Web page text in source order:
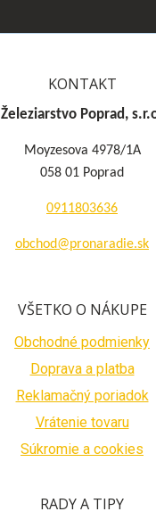
KONTAKT
Železiarstvo Poprad,
Moyzesova 4978/1A
058 01 Poprad
0911803636
obchod@pronaradie.sk
VŠETKO O NÁKUPE
Obchodné podmienky
Doprava a platba
Reklamačný poriadok
Vrátenie tovaru
Súkromie a cookies
RADY A TIPY